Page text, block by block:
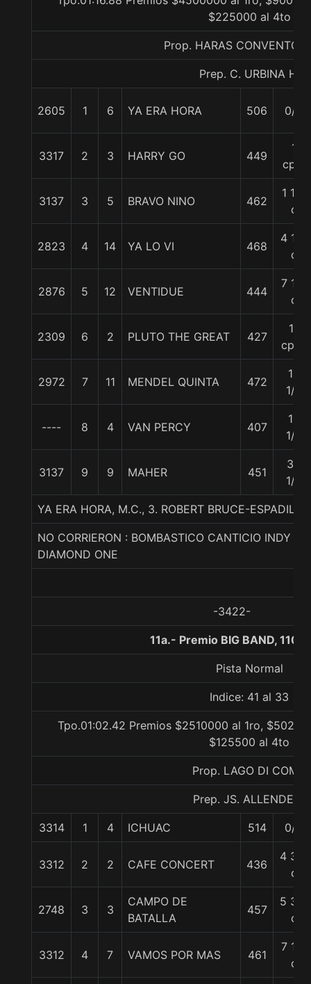
$225000 al 4to
Prop. HARAS CONVENTO
Prep. C. URBINA H.
2605 1 6 YA ERA HORA 506 0/0
3317 2 3 HARRY GO 449
1
cpo.
3137 3 5 BRAVO NINO 462
1 1/2
c
2823 4 14 YA LO VI 468
4 1/2
c
2876 5 12 VENTIDUE 444
7 1/2
c
2309 6 2 PLUTO THE GREAT 427
11
cpos
2972 7 11 MENDEL QUINTA 472
15
1/2
---- 8 4 VAN PERCY 407
16
1/4
3137 9 9 MAHER 451
32
1/4
YA ERA HORA, M.C., 3. ROBERT BRUCE-
NO CORRIERON : BOMBASTICO CANTICIO INDY
DIAMOND ONE
-3422-
11a.- Premio BIG BAND,
Pista Normal
Indice: 41 al 33
Tpo.01:02.42 Premios $2510000 al 1ro,
$125500 al 4to
Prop. LAGO DI COMO
Prep. JS. ALLENDE F.
3314 1 4 ICHUAC 514 0/0
3312 2 2 CAFE CONCERT 436
4 3/4
c
2748 3 3
CAMPO DE
BATALLA
457
5 3/4
c
3312 4 7 VAMOS POR MAS 461
7 1/2
c